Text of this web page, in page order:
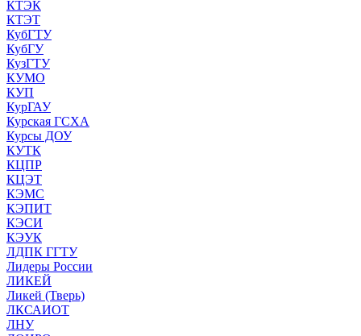
КТЭК
КТЭТ
КубГТУ
КубГУ
КузГТУ
КУМО
КУП
КурГАУ
Курская ГСХА
Курсы ДОУ
КУТК
КЦПР
КЦЭТ
КЭМС
КЭПИТ
КЭСИ
КЭУК
ЛДПК ГГТУ
Лидеры России
ЛИКЕЙ
Ликей (Тверь)
ЛКСАИОТ
ЛНУ